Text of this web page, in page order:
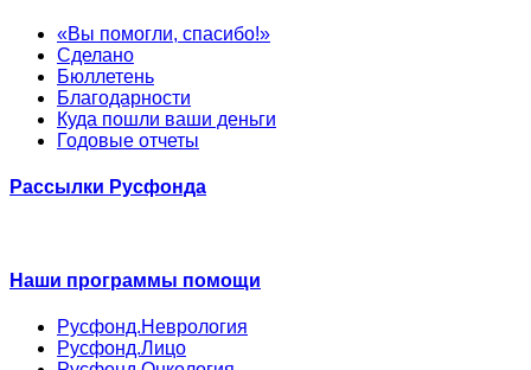
«Вы помогли, спасибо!»
Сделано
Бюллетень
Благодарности
Куда пошли ваши деньги
Годовые отчеты
Рассылки Русфонда
Наши программы помощи
Русфонд.Неврология
Русфонд.Лицо